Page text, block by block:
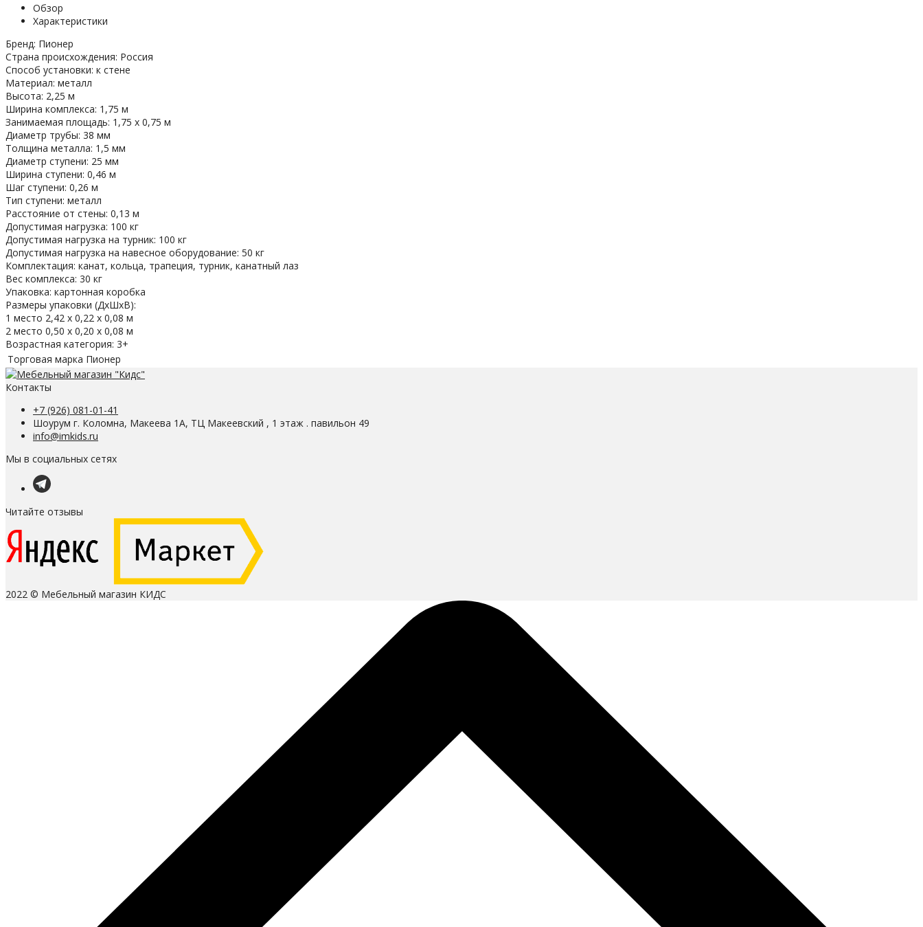
Обзор
Характеристики
Бренд: Пионер
Страна происхождения: Россия
Способ установки: к стене
Материал: металл
Высота: 2,25 м
Ширина комплекса: 1,75 м
Занимаемая площадь: 1,75 х 0,75 м
Диаметр трубы: 38 мм
Толщина металла: 1,5 мм
Диаметр ступени: 25 мм
Ширина ступени: 0,46 м
Шаг ступени: 0,26 м
Тип ступени: металл
Расстояние от стены: 0,13 м
Допустимая нагрузка: 100 кг
Допустимая нагрузка на турник: 100 кг
Допустимая нагрузка на навесное оборудование: 50 кг
Комплектация: канат, кольца, трапеция, турник, канатный лаз
Вес комплекса: 30 кг
Упаковка: картонная коробка
Размеры упаковки (ДхШхВ):
1 место 2,42 х 0,22 х 0,08 м
2 место 0,50 х 0,20 х 0,08 м
Возрастная категория: 3+
Торговая марка Пионер
Контакты
+7 (926) 081-01-41
Шоурум г. Коломна, Макеева 1А, ТЦ Макеевский , 1 этаж . павильон 49
info@imkids.ru
Мы в социальных сетях
Читайте отзывы
2022 © Мебельный магазин КИДС